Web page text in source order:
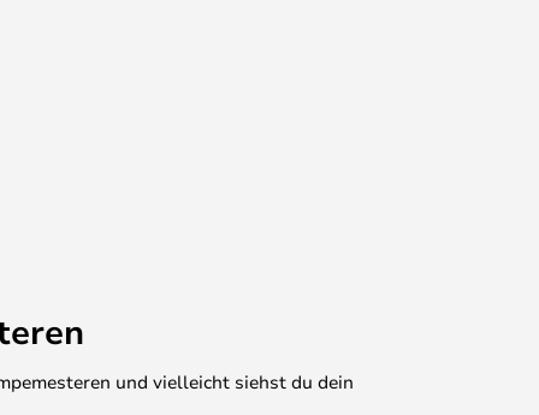
und vielleicht siehst du dein